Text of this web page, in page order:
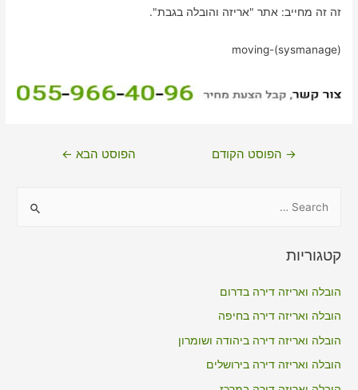
זה זה מחייב: אתר "אריזה והובלה בגבת".
moving-(sysmanage)
ניווט→ הפוסט הקודם הפוסט הבא ←
r
o
r
קטגוריות
הובלה ואריזה דירה בדרום
הובלה ואריזה דירה בחיפה
הובלה ואריזה דירה ביהודה ושומרון
הובלה ואריזה דירה בירושלים